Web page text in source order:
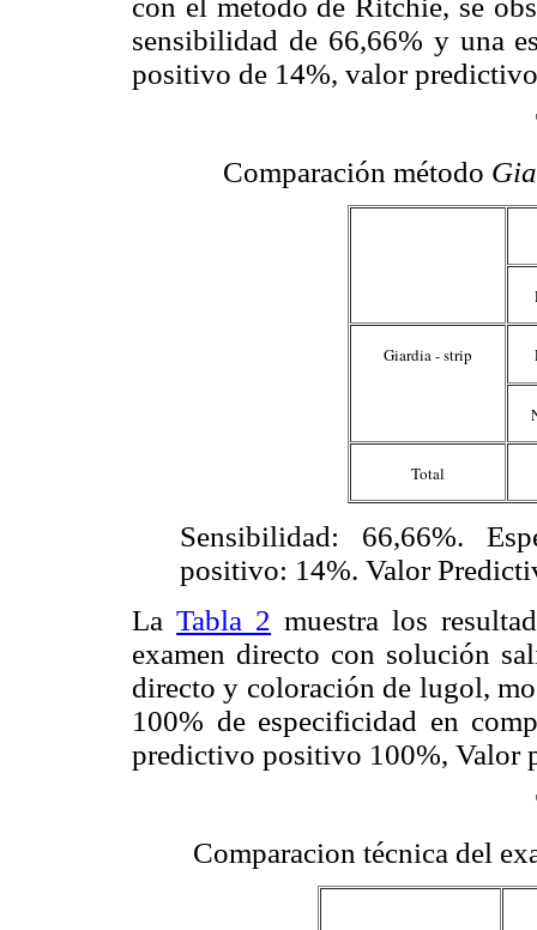
sensibilidad de 66,66% y una
positivo de 14%, valor
Comparación método
Giardia - strip
Total
Sensibilidad: 66,66%.
positivo: 14%. Valor
LaTabla 2 muestra los
examen directo con solución
directo y coloración de lugol,
100% de especificidad en
predictivo positivo 100%, Valor
Comparacion técnica del